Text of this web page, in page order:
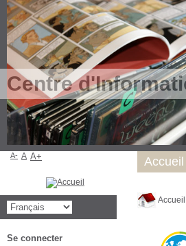
Centre
Accueil
Accueil
A- A A+
Se connecter